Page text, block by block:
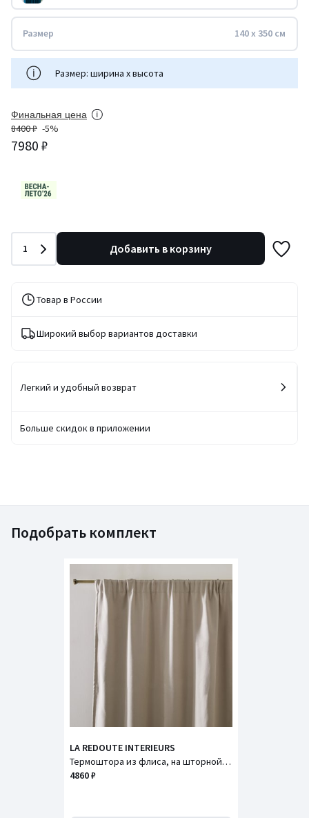
Размер 140 x 350 см
Размер: ширина x высота
Финальная цена
8400 ₽ -5%
7980 ₽
Количество
1 Добавить в корзину
Товар в России
Широкий выбор вариантов доставки
Легкий и удобный возврат
Больше скидок в приложении
Подобрать комплект
LA REDOUTE INTERIEURS
Термоштора из флиса, на шторной ленте с равномерной сборкой и системой "волна", PANASON / ПАНАСОН
4860 ₽